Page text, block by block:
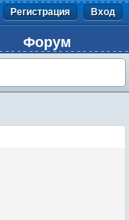
Регистрация Вход
Форум